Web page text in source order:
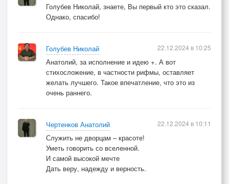
Голубев Николай, знаете, Вы первый кто это сказал.
Однако, спасибо!
Голубев Николай
Анатолий, за исполнение и идею +. А вот
стихосложение, в частности рифмы, оставляет
желать лучшего. Такое впечатление, что это из
очень раннего.
22.12.2024 в 10:25
Чертенков Анатолий
Служить не дворцам – красоте!
Уметь говорить со вселенной.
И самой высокой мечте
Дать веру, надежду и верность.
22.12.2024 в 10:11